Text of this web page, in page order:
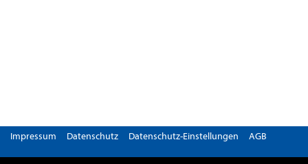
Impressum Datenschutz Datenschutz-Einstellungen AGB